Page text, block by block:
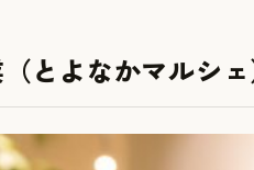
とよなかマルシ